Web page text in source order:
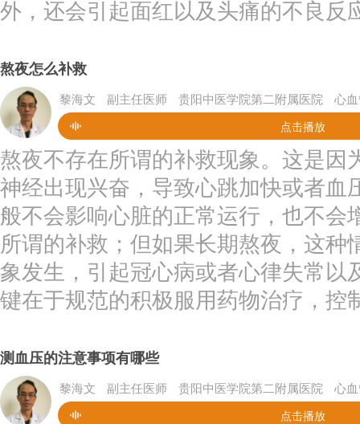
外，还会引起面红以及头痛的不良反
熬夜怎么补救
黎海文 副主任医师 贵阳中医学院第二附属医院 心
点击播放
熬夜不存在所谓的补救现象。这是
神经出现兴奋，导致心跳加快或者血
般不会影响心脏的正常运行，也不
所谓的补救；但如果长期熬夜，这
象发生，引起冠心病或者心律失常
键在于规范的积极服用药物治疗，控
测血压的注意事项有哪些
黎海文 副主任医师 贵阳中医学院第二附属医院 心
点击播放